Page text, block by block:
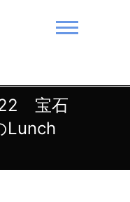
なぎします。
宝石
Lunch